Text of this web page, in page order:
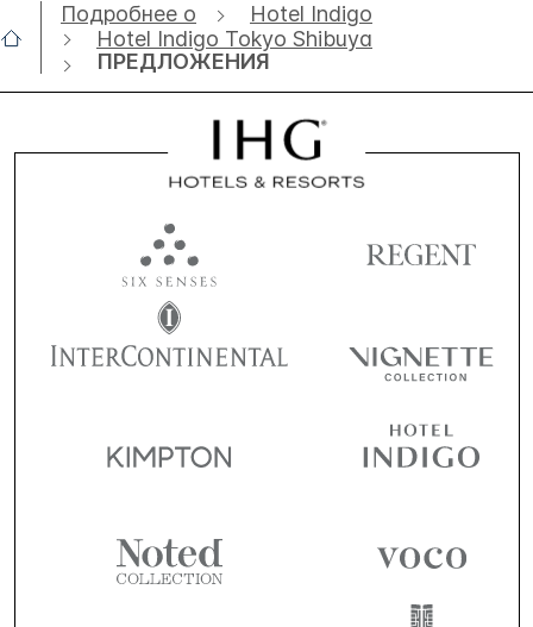
Подробнее о
Hotel Indigo
Hotel Indigo Tokyo Shibuya
ПРЕДЛОЖЕНИЯ